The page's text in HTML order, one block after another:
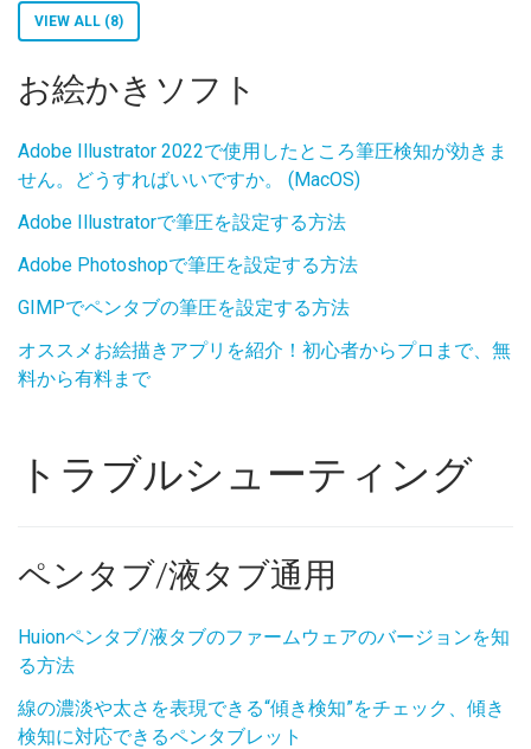
VIEW ALL (8)
お絵かきソフト
Adobe Illustrator 2022で使用したところ筆圧検知が効きま
せん。どうすればいいですか。 (MacOS)
Adobe Illustratorで筆圧を設定する方法
Adobe Photoshopで筆圧を設定する方法
GIMPでペンタブの筆圧を設定する方法
オススメお絵描きアプリを紹介！初心者からプロまで、無
料から有料まで
トラブルシューティング
ペンタブ/液タブ通用
Huionペンタブ/液タブのファームウェアのバージョンを知
る方法
線の濃淡や太さを表現できる“傾き検知”をチェック、傾き
検知に対応できるペンタブレット